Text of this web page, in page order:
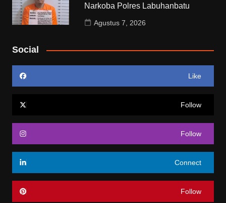
Narkoba Polres Labuhanbatu
Agustus 7, 2026
Social
Like
Follow
Follow
Connect
Follow